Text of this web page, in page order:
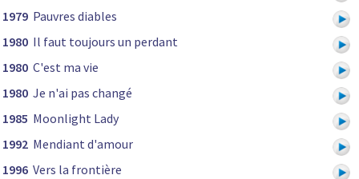
1979 Pauvres diables
1980 Il faut toujours un perdant
1980 C'est ma vie
1980 Je n'ai pas changé
1985 Moonlight Lady
1992 Mendiant d'amour
1996 Vers la frontière